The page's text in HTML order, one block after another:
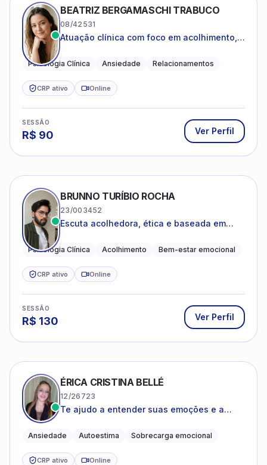
BEATRIZ BERGAMASCHI TRABUCO
08/42531
Atuação clínica com foco em acolhimento,
Psicologia Clínica Ansiedade Relacionamentos
CRP ativo Online
SESSÃO
R$ 90 Ver Perfil
BRUNNO TURÍBIO ROCHA
23/003452
Escuta acolhedora, ética e baseada em
Psicologia Clínica Acolhimento Bem-estar emocional
CRP ativo Online
SESSÃO
R$ 130 Ver Perfil
ÉRICA CRISTINA BELLÉ
12/26723
Te ajudo a entender suas emoções e a
que você está vivendo
Ansiedade Autoestima Sobrecarga emocional
CRP ativo Online